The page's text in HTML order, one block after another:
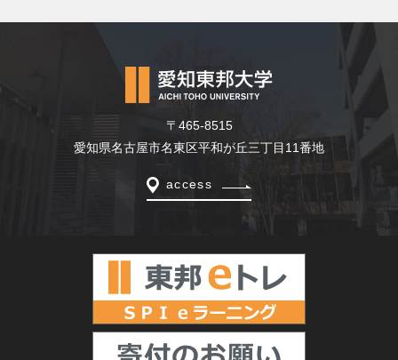
〒465-8515
愛知県名古屋市名東区平和が丘三丁目11番地
access